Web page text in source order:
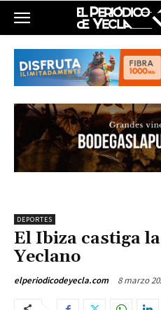
DEPORTES
El Ibiza castiga
Yeclano
elperiodicodeyecla.com 8 marzo